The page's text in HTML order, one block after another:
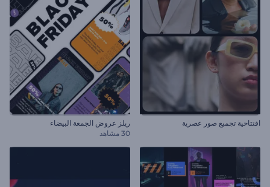
افتتاحية تجميع صور عصرية
ريلز عروض الجمعة البيضاء
30 مشاهد